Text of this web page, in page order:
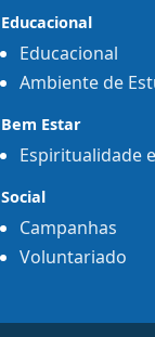
Educacional
Educacional
Ambiente de
Bem Estar
Espiritualidade
Social
Campanhas
Voluntariado